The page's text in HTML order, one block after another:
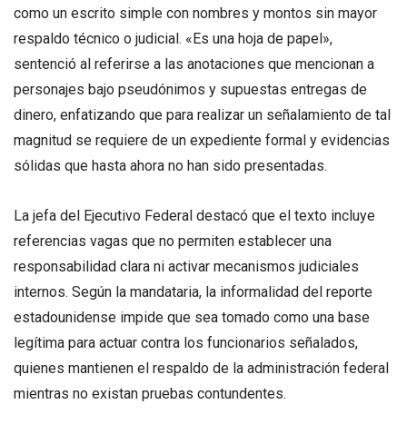
como un escrito simple con nombres y montos sin mayor
respaldo técnico o judicial. «Es una hoja de papel»,
sentenció al referirse a las anotaciones que mencionan a
personajes bajo pseudónimos y supuestas entregas de
dinero, enfatizando que para realizar un señalamiento de tal
magnitud se requiere de un expediente formal y evidencias
sólidas que hasta ahora no han sido presentadas.
La jefa del Ejecutivo Federal destacó que el texto incluye
referencias vagas que no permiten establecer una
responsabilidad clara ni activar mecanismos judiciales
internos. Según la mandataria, la informalidad del reporte
estadounidense impide que sea tomado como una base
legítima para actuar contra los funcionarios señalados,
quienes mantienen el respaldo de la administración federal
mientras no existan pruebas contundentes.